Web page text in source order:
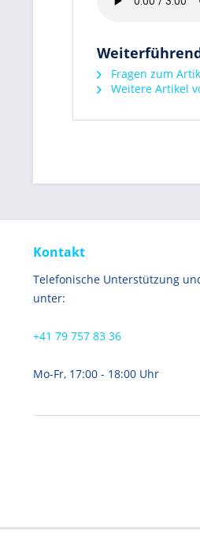
Fragen zum
Weitere Artikel
Kontakt
Telefonische Unterstützung
unter:
+41 79 757 83 36
Mo-Fr, 17:00 - 18:00 Uhr